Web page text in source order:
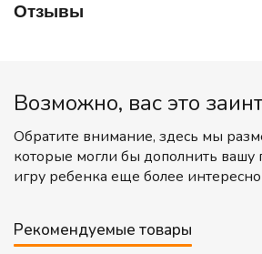
Отзывы
Возможно, вас это
Обратите внимание, здесь мы
которые могли бы дополнить вашу
игру ребенка еще более
Рекомендуемые товары